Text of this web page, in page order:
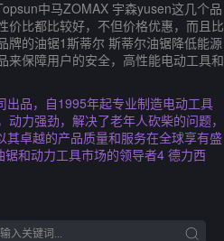
中马ZOMAX 宇森yusen这几个品
价比都比较好，不但价格优惠，而且比
牌的油锯1斯蒂尔 斯蒂尔油锯降低能源
来保障用户的安全，高性能电动工具和
出品，自1995年起专业制造电动工具
力强劲，解决了老年人砍柴的问题，
卓越的产品质量和服务在全球享有盛
和动力工具市场的领导者4 德力西